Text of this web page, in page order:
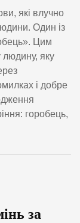
які влучно
Один із
Цим
людину, яку
і добре
горобець,
за